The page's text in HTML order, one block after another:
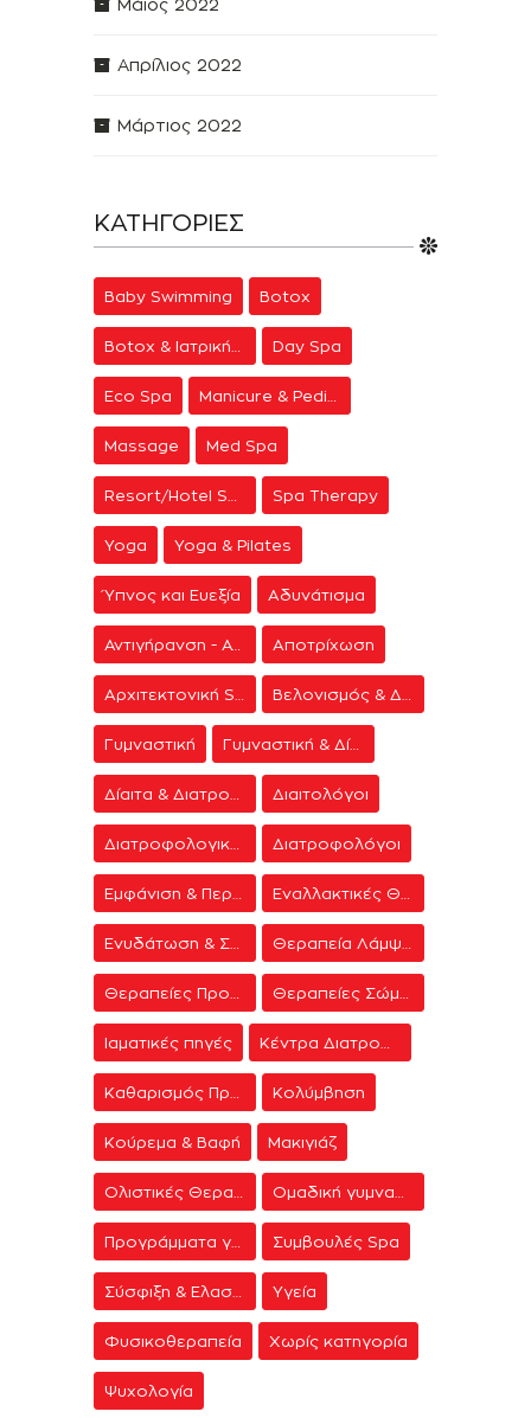
Μάιος 2022
Απρίλιος 2022
Μάρτιος 2022
ΚΑΤΗΓΟΡΊΕΣ
Baby Swimming Botox
Day Spa
Eco Spa
Massage Med Spa
Spa Therapy
Yoga Yoga & Pilates
Ύπνος και Ευεξία Αδυνάτισμα
Αντιγήρανση - Ανάπλαση Προσώπου Αποτρίχωση
Γυμναστική Γυμναστική & Δίαιτα
Διαιτολόγοι
Διατροφολόγοι
Ιαματικές πηγές
Κολύμβηση
Κούρεμα & Βαφή Μακιγιάζ
Συμβουλές Spa
Υγεία
Φυσικοθεραπεία Χωρίς κατηγορία
Ψυχολογία